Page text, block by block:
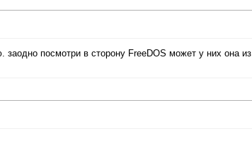
посмотри в сторону FreeDOS может у них она из